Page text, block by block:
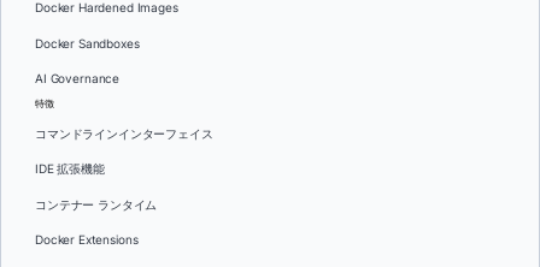
Docker Hardened Images
Docker Sandboxes
AI Governance
特徴
コマンドラインインターフェイス
IDE 拡張機能
コンテナー ランタイム
Docker Extensions